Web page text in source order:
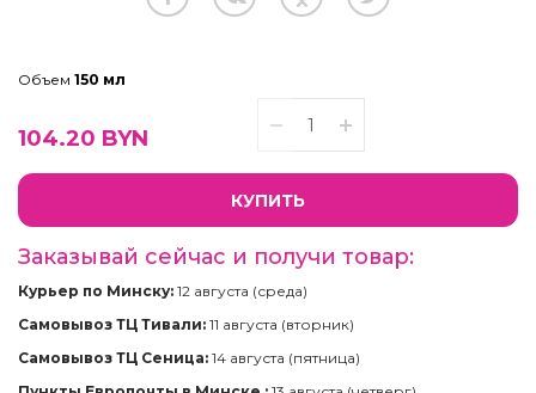
Объем 150 мл
104.20 BYN
КУПИТЬ
Заказывай сейчас и получи товар:
Курьер по Минску: 12 августа (среда)
Самовывоз ТЦ Тивали: 11 августа (вторник)
Самовывоз ТЦ Сеница: 14 августа (пятница)